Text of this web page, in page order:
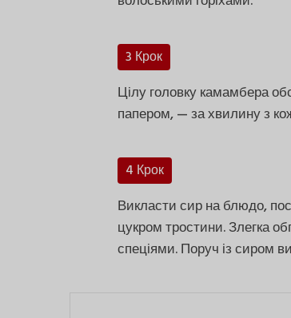
3 Крок
Цілу головку камамбера
папером, — за хвилину з
4 Крок
Викласти сир на блюдо,
цукром тростини. Злегка
спеціями. Поруч із сиром